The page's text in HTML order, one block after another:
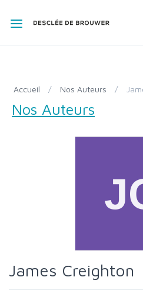
Accueil / Nos Auteurs /
Nos Auteurs
James Creighton